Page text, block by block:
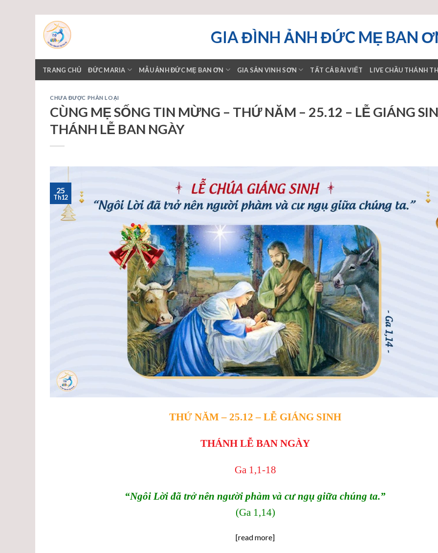
content
GIA ĐÌNH ẢNH ĐỨC MẸ BAN
TRANG CHỦ ĐỨC MARIA MẪU ẢNH ĐỨC MẸ BAN ƠN GIA SẢN VINH SƠN TẤT CẢ BÀI VIẾT LIVE CHẦU THÁNH
CHƯA ĐƯỢC PHÂN LOẠI
CÙNG MẸ SỐNG TIN MỪNG – THỨ NĂM – 25.12 – LỄ GIÁNG
THÁNH LỄ BAN NGÀY
25
Th12
THỨ NĂM– 25.12 – LỄ GIÁNG SINH
THÁNH LỄ BAN NGÀY
Ga 1,1-18
“Ngôi Lời đã trở nên người phàm và cư ngụ giữa chúng ta.”
(Ga 1,14)
[read more]